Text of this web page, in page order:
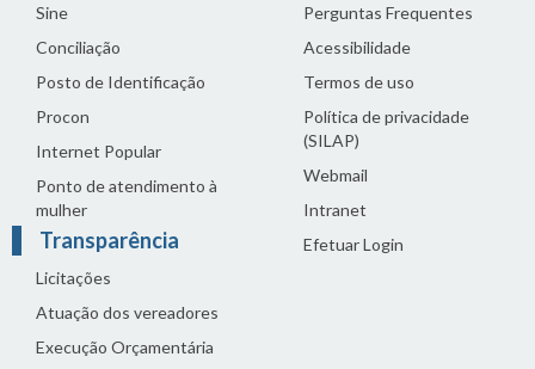
Sine
Conciliação
Posto de Identificação
Procon
Internet Popular
Ponto de atendimento à
mulher
Transparência
Licitações
Atuação dos vereadores
Execução Orçamentária
Perguntas Frequentes
Acessibilidade
Termos de uso
Política de privacidade
(SILAP)
Webmail
Intranet
Efetuar Login